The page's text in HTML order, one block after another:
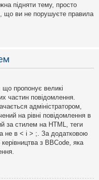
підняти тему, просто
що ви не порушуєте правила
що пропонує великі
частин повідомлення.
адміністратором,
на рівні повідомлення в
за стилем на HTML, теги
не в < і > ;. За додатковою
з BBCode, яка